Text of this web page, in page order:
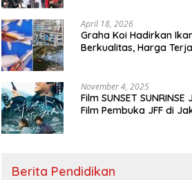
April 18, 2026
Graha Koi Hadirkan
Berkualitas, Harga
November 4, 2025
Film SUNSET SUNRINSE
Film Pembuka JFF di
Berita Pendidikan